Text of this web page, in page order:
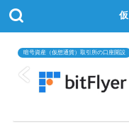
暗号資産（仮想通貨）取引所の口座開設